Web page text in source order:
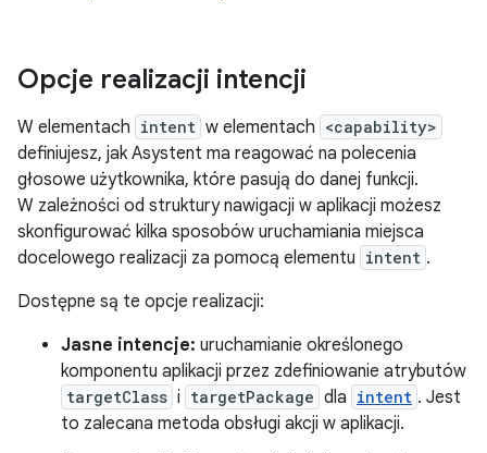
Opcje realizacji intencji
W elementach intent w elementach <capability>
definiujesz, jak Asystent ma reagować na polecenia
głosowe użytkownika, które pasują do danej funkcji.
W zależności od struktury nawigacji w aplikacji możesz
skonfigurować kilka sposobów uruchamiania miejsca
docelowego realizacji za pomocą elementu intent .
Dostępne są te opcje realizacji:
Jasne intencje: uruchamianie określonego
komponentu aplikacji przez zdefiniowanie atrybutów
targetClass i targetPackage dla intent . Jest
to zalecana metoda obsługi akcji w aplikacji.